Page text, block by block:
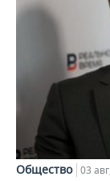
Общество 03